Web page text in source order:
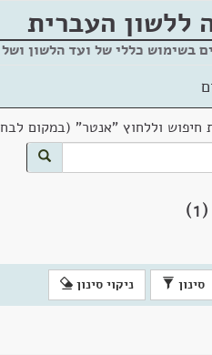
ללשון העברית
בשימוש כללי של ועד הלשון
חיפוש וללחוץ "אנטר" (במקום
סינון ניקוי סינון